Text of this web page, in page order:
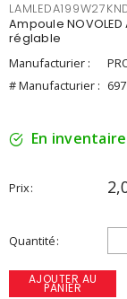
Ampoule NOVOLED
réglable
Manufacturier :
# Manufacturier :
En inventaire
Prix
Quantité
AJOUTER AU
PANIER